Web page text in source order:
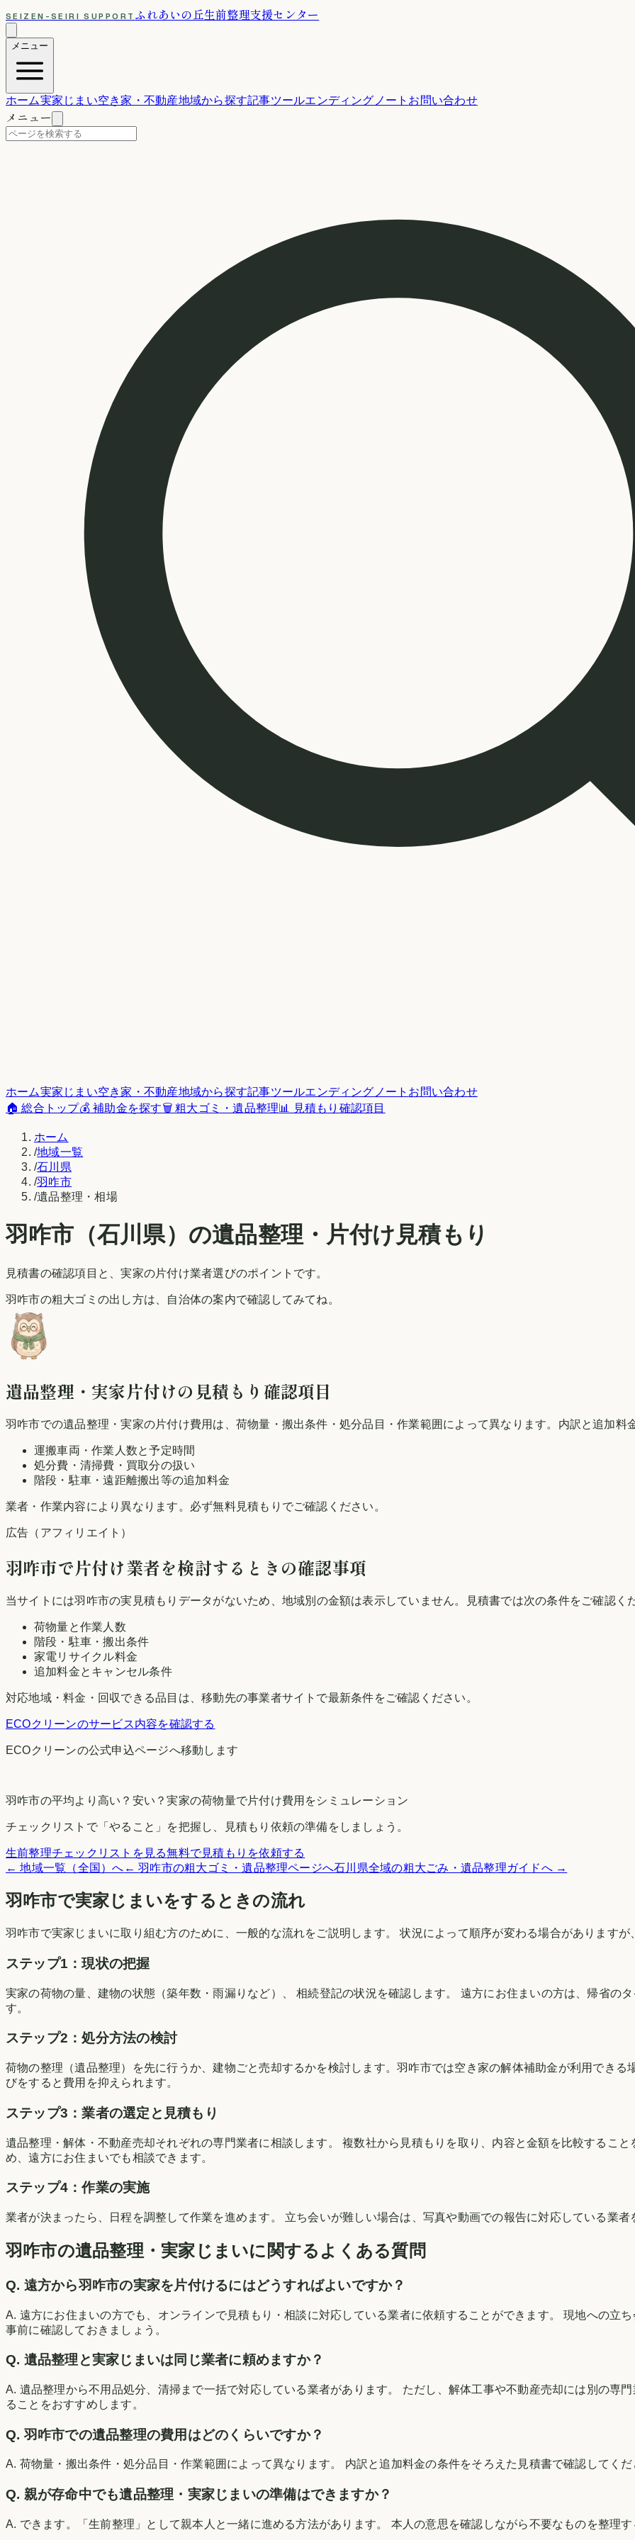
SEIZEN-SEIRI SUPPORT ふれあいの丘生前整理支援センター
メニュー
ホーム実家じまい空き家・不動産地域から探す記事ツールエンディングノート お問い合わせ
メニュー
ホーム実家じまい空き家・不動産地域から探す記事ツールエンディングノート お問い合わせ
🏠 総合トップ💰 補助金を探す🗑️ 粗大ゴミ・遺品整理📊 見積もり確認項目
ホーム
/地域一覧
/石川県
/羽咋市
/遺品整理・相場
羽咋市 （石川県）の遺品整理・片付け見積もり
見積書の確認項目と、実家の片付け業者選びのポイントです。
羽咋市の粗大ゴミの出し方は、自治体の案内で確認してみてね。
遺品整理・実家片付けの見積もり確認項目
羽咋市での遺品整理・実家の片付け費用は、荷物量・搬出条件・処分品目・作業範囲によって異なります。内訳と追加
運搬車両・作業人数と予定時間
処分費・清掃費・買取分の扱い
階段・駐車・遠距離搬出等の追加料金
業者・作業内容により異なります。必ず無料見積もりでご確認ください。
広告（アフィリエイト）
羽咋市で片付け業者を検討するときの確認事項
当サイトには羽咋市の実見積もりデータがないため、地域別の金額は表示していません。見積書では次の条件をご確認く
荷物量と作業人数
階段・駐車・搬出条件
家電リサイクル料金
追加料金とキャンセル条件
対応地域・料金・回収できる品目は、移動先の事業者サイトで最新条件をご確認ください。
ECOクリーンのサービス内容を確認する
ECOクリーンの公式申込ページへ移動します
羽咋市の平均より高い？安い？実家の荷物量で片付け費用をシミュレーション
チェックリストで「やること」を把握し、見積もり依頼の準備をしましょう。
生前整理チェックリストを見る無料で見積もりを依頼する
← 地域一覧（全国）へ ←羽咋市の粗大ゴミ・遺品整理ページへ石川県全域の粗大ごみ・遺品整理ガイドへ →
羽咋市で実家じまいをするときの流れ
羽咋市で実家じまいに取り組む方のために、一般的な流れをご説明します。 状況によって順序が変わる場合があります
ステップ1：現状の把握
実家の荷物の量、建物の状態（築年数・雨漏りなど）、 相続登記の状況を確認します。 遠方にお住まいの方は、帰省の
す。
ステップ2：処分方法の検討
荷物の整理（遺品整理）を先に行うか、建物ごと売却するかを検討します。羽咋市では空き家の解体補助金が利用できる
びをすると費用を抑えられます。
ステップ3：業者の選定と見積もり
遺品整理・解体・不動産売却それぞれの専門業者に相談します。 複数社から見積もりを取り、内容と金額を比較するこ
め、遠方にお住まいでも相談できます。
ステップ4：作業の実施
業者が決まったら、日程を調整して作業を進めます。 立ち会いが難しい場合は、写真や動画での報告に対応している業者
羽咋市の遺品整理・実家じまいに関するよくある質問
Q. 遠方から羽咋市の実家を片付けるにはどうすればよいですか？
A. 遠方にお住まいの方でも、オンラインで見積もり・相談に対応している業者に依頼することができます。 現地への立
事前に確認しておきましょう。
Q. 遺品整理と実家じまいは同じ業者に頼めますか？
A. 遺品整理から不用品処分、清掃まで一括で対応している業者があります。 ただし、解体工事や不動産売却には別の専
ることをおすすめします。
Q. 羽咋市での遺品整理の費用はどのくらいですか？
A. 荷物量・搬出条件・処分品目・作業範囲によって異なります。 内訳と追加料金の条件をそろえた見積書で確認してく
Q. 親が存命中でも遺品整理・実家じまいの準備はできますか？
A. できます。「生前整理」として親本人と一緒に進める方法があります。 本人の意思を確認しながら不要なものを整理